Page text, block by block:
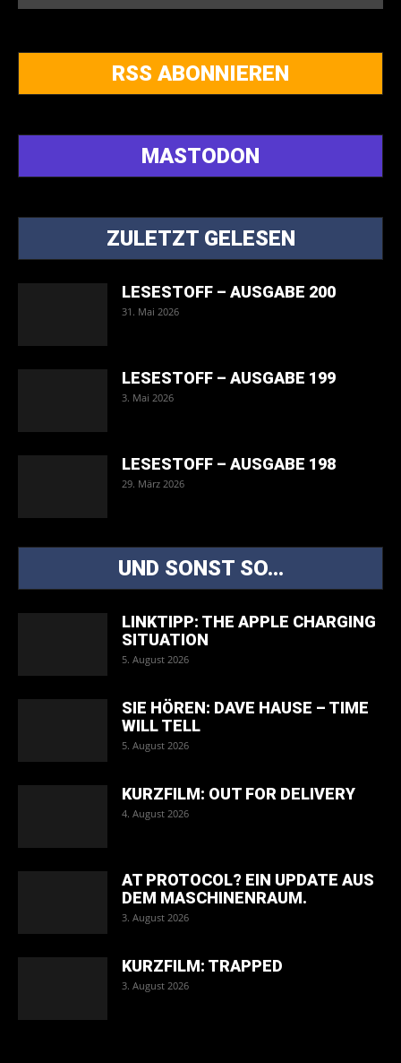
RSS ABONNIEREN
MASTODON
ZULETZT GELESEN
LESESTOFF – AUSGABE 200
31. Mai 2026
LESESTOFF – AUSGABE 199
3. Mai 2026
LESESTOFF – AUSGABE 198
29. März 2026
UND SONST SO...
LINKTIPP: THE APPLE CHARGING
SITUATION
5. August 2026
SIE HÖREN: DAVE HAUSE – TIME
WILL TELL
5. August 2026
KURZFILM: OUT FOR DELIVERY
4. August 2026
AT PROTOCOL? EIN UPDATE AUS
DEM MASCHINENRAUM.
3. August 2026
KURZFILM: TRAPPED
3. August 2026